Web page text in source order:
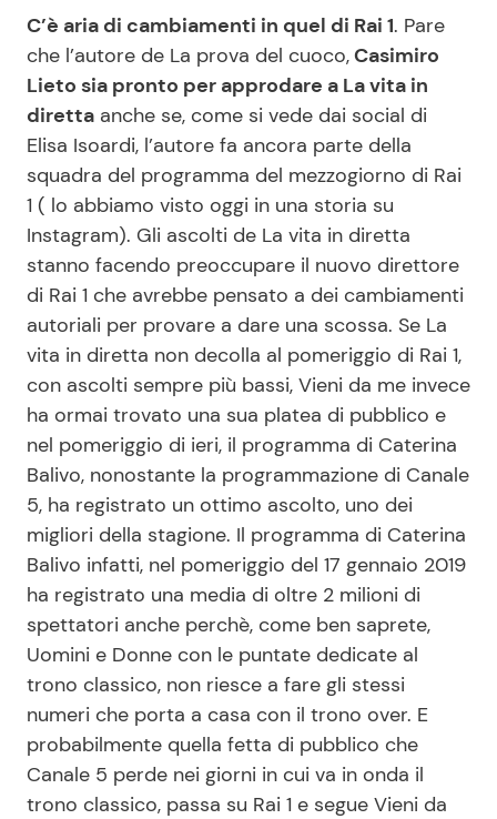
News benessere
Salute
Viaggi e Turismo
Festività
Primi Piatti
Ricette Facili e Veloci
Ricette Feste
Ricette per Bambini
Seguici
Info
Chi siamo
Disclaimer e Privacy
Redazione
Contattaci
Pubblicità
Privacy Policy
C’è aria di cambiamenti in quel di Rai 1. Pare
che l’autore de La prova del cuoco,Casimiro
Lieto sia pronto per approdare a La vita in
diretta anche se, come si vede dai social di
Elisa Isoardi, l’autore fa ancora parte della
squadra del programma del mezzogiorno di Rai
1 ( lo abbiamo visto oggi in una storia su
Instagram). Gli ascolti de La vita in diretta
stanno facendo preoccupare il nuovo direttore
di Rai 1 che avrebbe pensato a dei cambiamenti
autoriali per provare a dare una scossa. Se La
vita in diretta non decolla al pomeriggio di Rai 1,
con ascolti sempre più bassi, Vieni da me invece
ha ormai trovato una sua platea di pubblico e
nel pomeriggio di ieri, il programma di Caterina
Balivo, nonostante la programmazione di Canale
5, ha registrato un ottimo ascolto, uno dei
migliori della stagione. Il programma di Caterina
Balivo infatti, nel pomeriggio del 17 gennaio 2019
ha registrato una media di oltre 2 milioni di
spettatori anche perchè, come ben saprete,
Uomini e Donne con le puntate dedicate al
trono classico, non riesce a fare gli stessi
numeri che porta a casa con il trono over. E
probabilmente quella fetta di pubblico che
Canale 5 perde nei giorni in cui va in onda il
trono classico, passa su Rai 1 e segue Vieni da